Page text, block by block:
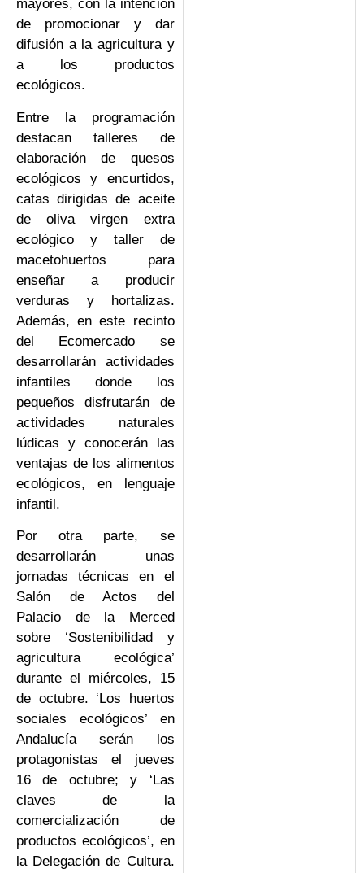
mayores, con la intención
de promocionar y dar
difusión a la agricultura y
a los productos
ecológicos.
Entre la programación
destacan talleres de
elaboración de quesos
ecológicos y encurtidos,
catas dirigidas de aceite
de oliva virgen extra
ecológico y taller de
macetohuertos para
enseñar a producir
verduras y hortalizas.
Además, en este recinto
del Ecomercado se
desarrollarán actividades
infantiles donde los
pequeños disfrutarán de
actividades naturales
lúdicas y conocerán las
ventajas de los alimentos
ecológicos, en lenguaje
infantil.
Por otra parte, se
desarrollarán unas
jornadas técnicas en el
Salón de Actos del
Palacio de la Merced
sobre ‘Sostenibilidad y
agricultura ecológica’
durante el miércoles, 15
de octubre. ‘Los huertos
sociales ecológicos’ en
Andalucía serán los
protagonistas el jueves
16 de octubre; y ‘Las
claves de la
comercialización de
productos ecológicos’, en
la Delegación de Cultura.